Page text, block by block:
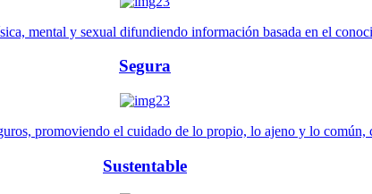
mental y sexual difundiendo información basada en el
Segura
promoviendo el cuidado de lo propio, lo ajeno y lo común,
Sustentable